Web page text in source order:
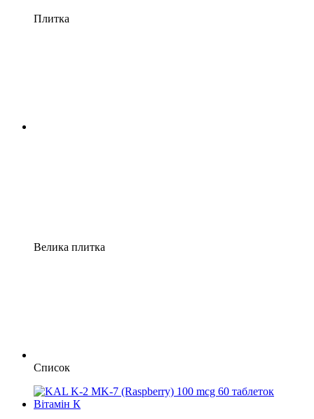
Плитка
Велика плитка
Список